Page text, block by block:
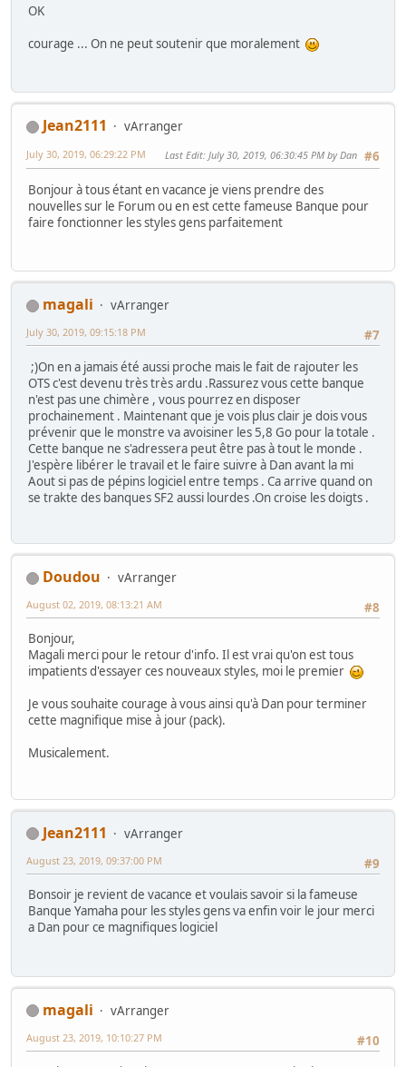
OK
courage ... On ne peut soutenir que moralement
Jean2111
vArranger
#6
July 30, 2019, 06:29:22 PM Last Edit: July 30, 2019, 06:30:45 PM by Dan
Bonjour à tous étant en vacance je viens prendre des
nouvelles sur le Forum ou en est cette fameuse Banque pour
faire fonctionner les styles gens parfaitement
magali
vArranger
#7
July 30, 2019, 09:15:18 PM
;)On en a jamais été aussi proche mais le fait de rajouter les
OTS c'est devenu très très ardu .Rassurez vous cette banque
n'est pas une chimère , vous pourrez en disposer
prochainement . Maintenant que je vois plus clair je dois vous
prévenir que le monstre va avoisiner les 5,8 Go pour la totale .
Cette banque ne s'adressera peut être pas à tout le monde .
J'espère libérer le travail et le faire suivre à Dan avant la mi
Aout si pas de pépins logiciel entre temps . Ca arrive quand on
se trakte des banques SF2 aussi lourdes .On croise les doigts .
Doudou
vArranger
#8
August 02, 2019, 08:13:21 AM
Bonjour,
Magali merci pour le retour d'info. Il est vrai qu'on est tous
impatients d'essayer ces nouveaux styles, moi le premier
Je vous souhaite courage à vous ainsi qu'à Dan pour terminer
cette magnifique mise à jour (pack).
Musicalement.
Jean2111
vArranger
#9
August 23, 2019, 09:37:00 PM
Bonsoir je revient de vacance et voulais savoir si la fameuse
Banque Yamaha pour les styles gens va enfin voir le jour merci
a Dan pour ce magnifiques logiciel
magali
vArranger
#10
August 23, 2019, 10:10:27 PM